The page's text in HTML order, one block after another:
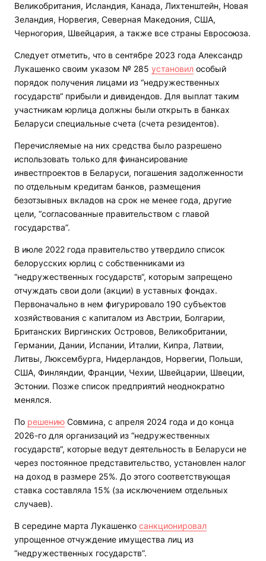
Великобритания, Исландия, Канада, Лихтенштейн, Новая
Зеландия, Норвегия, Северная Македония, США,
Черногория, Швейцария, а также все страны Евросоюза.
Следует отметить, что в сентябре 2023 года Александр
Лукашенко своим указом № 285 установил особый
порядок получения лицами из “недружественных
государств“ прибыли и дивидендов. Для выплат таким
участникам юрлица должны были открыть в банках
Беларуси специальные счета (счета резидентов).
Перечисляемые на них средства было разрешено
использовать только для финансирование
инвестпроектов в Беларуси, погашения задолженности
по отдельным кредитам банков, размещения
безотзывных вкладов на срок не менее года, другие
цели, “согласованные правительством с главой
государства”.
В июле 2022 года правительство утвердило список
белорусских юрлиц с собственниками из
“недружественных государств“, которым запрещено
отчуждать свои доли (акции) в уставных фондах.
Первоначально в нем фигурировало 190 субъектов
хозяйствования с капиталом из Австрии, Болгарии,
Британских Виргинских Островов, Великобритании,
Германии, Дании, Испании, Италии, Кипра, Латвии,
Литвы, Люксембурга, Нидерландов, Норвегии, Польши,
США, Финляндии, Франции, Чехии, Швейцарии, Швеции,
Эстонии. Позже список предприятий неоднократно
менялся.
По решению Совмина, с апреля 2024 года и до конца
2026-го для организаций из “недружественных
государств“, которые ведут деятельность в Беларуси не
через постоянное представительство, установлен налог
на доход в размере 25%. До этого соответствующая
ставка составляла 15% (за исключением отдельных
случаев).
В середине марта Лукашенко санкционировал
упрощенное отчуждение имущества лиц из
“недружественных государств”.